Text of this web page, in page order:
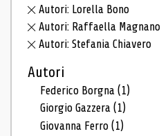
Autori: Lorella Bono
Autori: Raffaella Magnano
Autori: Stefania Chiavero
Autori
Federico Borgna(1)
Giorgio Gazzera(1)
Giovanna Ferro(1)